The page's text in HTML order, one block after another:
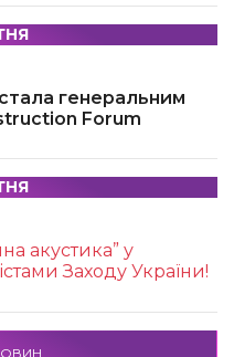
генеральним
Forum
акустика” у
Заходу України!